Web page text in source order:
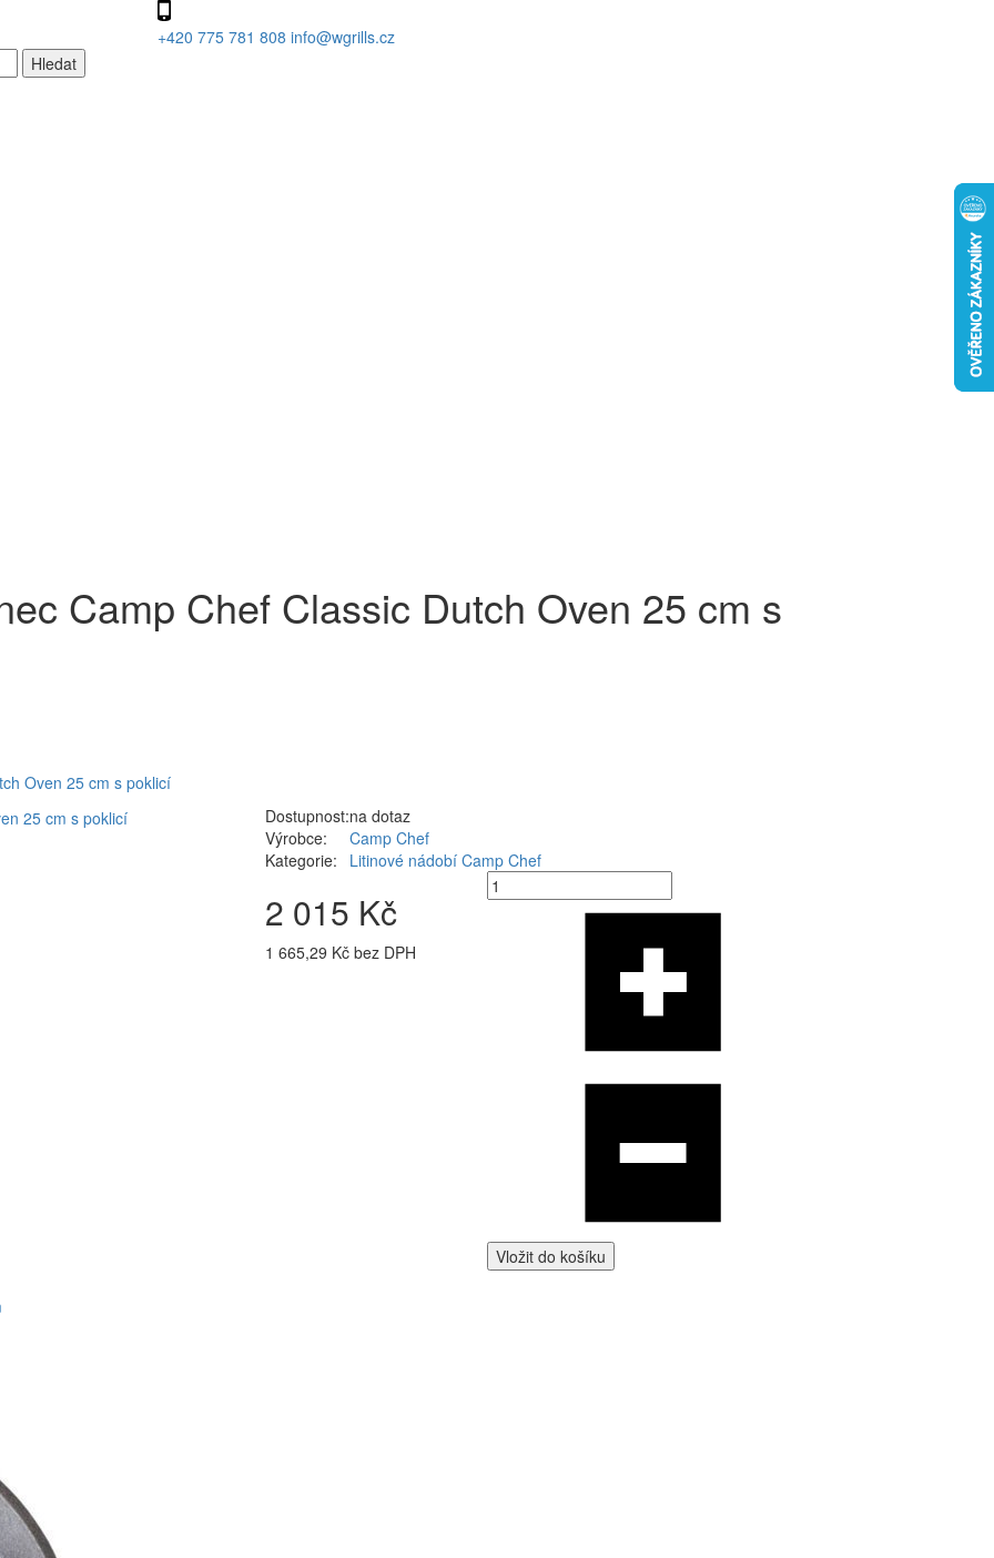
+420 775 781 808 info@wgrills.cz
Camp Chef Classic Dutch Oven 25 cm s
Oven 25 cm s poklicí
Dostupnost:na dotaz
Výrobce:
Camp Chef
Kategorie:
Litinové nádobí Camp Chef
2 015 Kč
1 665,29 Kč bez DPH
Vložit do košíku